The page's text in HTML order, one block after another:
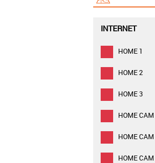
INTERNET
HOME 1
HOME 2
HOME 3
HOME CAM
HOME
HOME